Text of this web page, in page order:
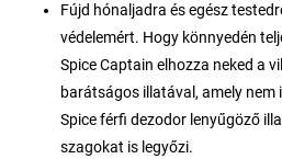
Fújd hónaljadra és egész
védelemért. Hogy könnyedén
Spice Captain elhozza neked a
barátságos illatával, amely nem
Spice férfi dezodor lenyűgöző
szagokat is legyőzi.